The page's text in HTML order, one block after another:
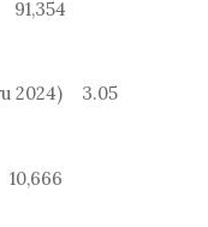
2024)
3.05